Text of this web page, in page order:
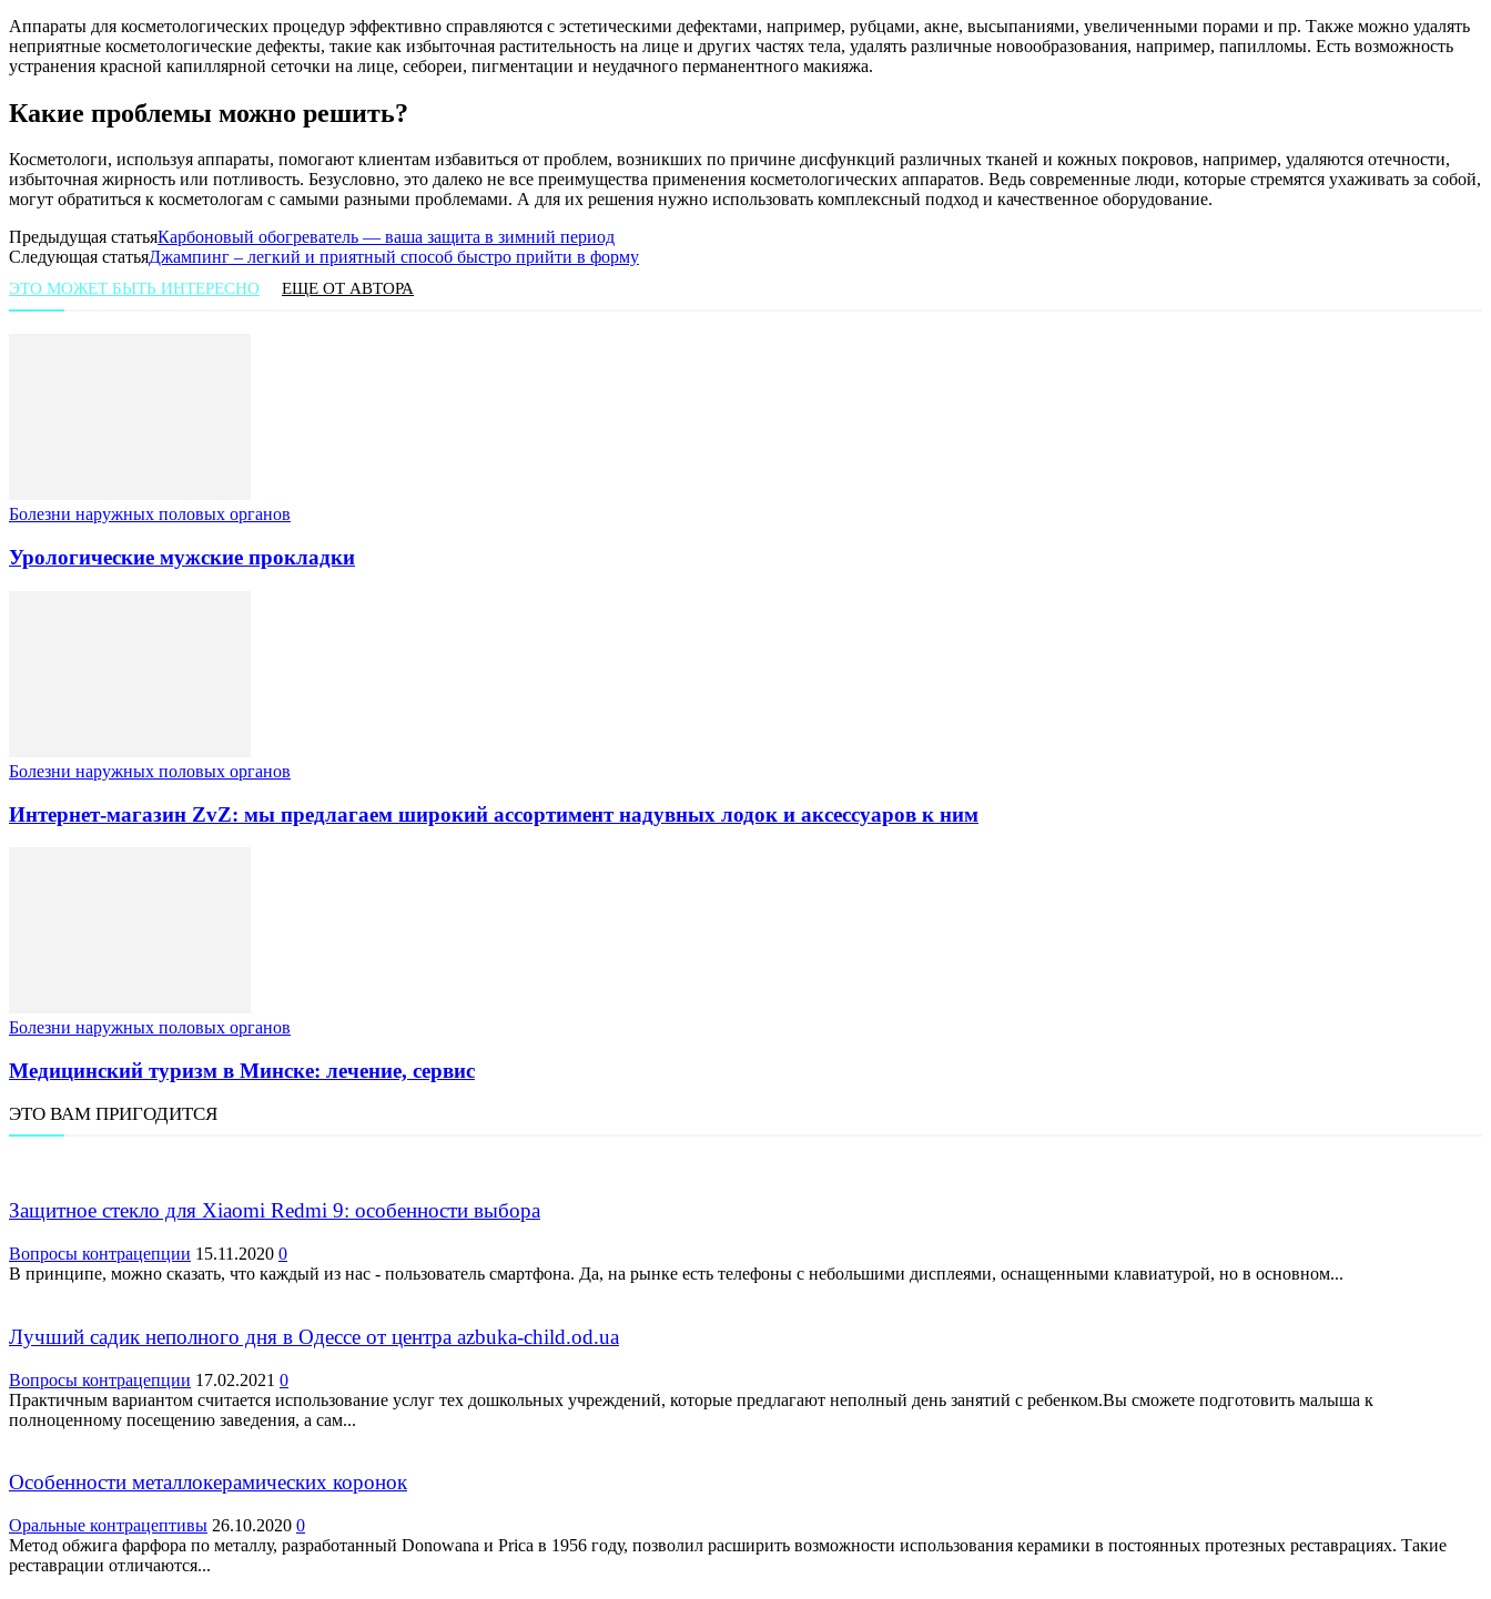
Аппараты для косметологических процедур эффективно справляются с эстетическими дефектами, например, рубцами, акне, высыпаниями, увеличенными порами и пр. Также можно удалять
неприятные косметологические дефекты, такие как избыточная растительность на лице и других частях тела, удалять различные новообразования, например, папилломы. Есть возможность
устранения красной капиллярной сеточки на лице, себореи, пигментации и неудачного перманентного макияжа.
Какие проблемы можно решить?
Косметологи, используя аппараты, помогают клиентам избавиться от проблем, возникших по причине дисфункций различных тканей и кожных покровов, например, удаляются отечности,
избыточная жирность или потливость. Безусловно, это далеко не все преимущества применения косметологических аппаратов. Ведь современные люди, которые стремятся ухаживать за собой,
могут обратиться к косметологам с самыми разными проблемами. А для их решения нужно использовать комплексный подход и качественное оборудование.
Предыдущая статьяКарбоновый обогреватель — ваша защита в зимний период
Следующая статьяДжампинг – легкий и приятный способ быстро прийти в форму
ЭТО МОЖЕТ БЫТЬ ИНТЕРЕСНО ЕЩЕ ОТ АВТОРА
Болезни наружных половых органов
Урологические мужские прокладки
Болезни наружных половых органов
Интернет-магазин ZvZ: мы предлагаем широкий ассортимент надувных лодок и аксессуаров к ним
Болезни наружных половых органов
Медицинский туризм в Минске: лечение, сервис
ЭТО ВАМ ПРИГОДИТСЯ
Защитное стекло для Xiaomi Redmi 9: особенности выбора
Вопросы контрацепции 15.11.2020 0
В принципе, можно сказать, что каждый из нас - пользователь смартфона. Да, на рынке есть телефоны с небольшими дисплеями, оснащенными клавиатурой, но в основном...
Лучший садик неполного дня в Одессе от центра azbuka-child.od.ua
Вопросы контрацепции 17.02.2021 0
Практичным вариантом считается использование услуг тех дошкольных учреждений, которые предлагают неполный день занятий с ребенком.Вы сможете подготовить малыша к
полноценному посещению заведения, а сам...
Особенности металлокерамических коронок
Оральные контрацептивы 26.10.2020 0
Метод обжига фарфора по металлу, разработанный Donowana и Prica в 1956 году, позволил расширить возможности использования керамики в постоянных протезных реставрациях. Такие
реставрации отличаются...